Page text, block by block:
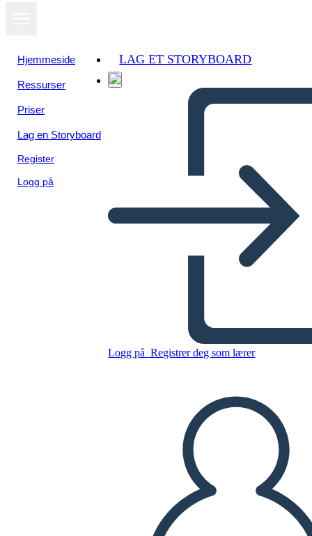
Hjemmeside
Ressurser
Priser
Lag en Storyboard
Register
Logg på
LAG ET STORYBOARD
Logg på Registrer deg som lærer
Cronologia della storia
canadese 1784-1896
LAGE ET STORYBOARD
SPILLE AV LYSBILDEFREMVISNING
LES FOR MEG